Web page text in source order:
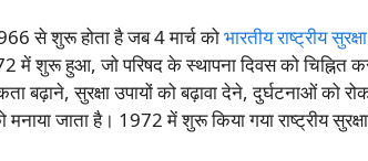
से शुरू होता है जब 4 मार्च कोभारतीय राष्ट्रीय
में शुरू हुआ, जो परिषद के स्थापना दिवस को चिह्नित
बढ़ाने, सुरक्षा उपायों को बढ़ावा देने, दुर्घटनाओं को
मनाया जाता है। 1972 में शुरू किया गया राष्ट्रीय